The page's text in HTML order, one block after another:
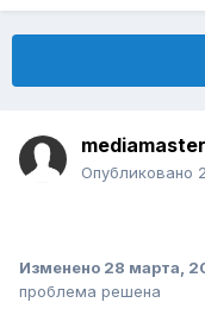
mediamaster
Опубликовано
Изменено 28 марта,
проблема решена